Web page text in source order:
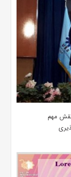
نقش مهم